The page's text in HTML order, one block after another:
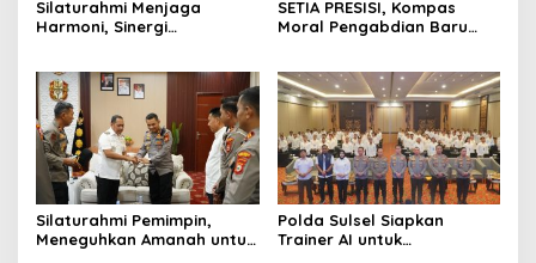
Silaturahmi Menjaga
Harmoni, Sinergi
SETIA PRESISI, Kompas
Moral Pengabdian Baru
Silaturahmi Pemimpin,
Meneguhkan Amanah untuk
Polda Sulsel Siapkan
Trainer AI untuk